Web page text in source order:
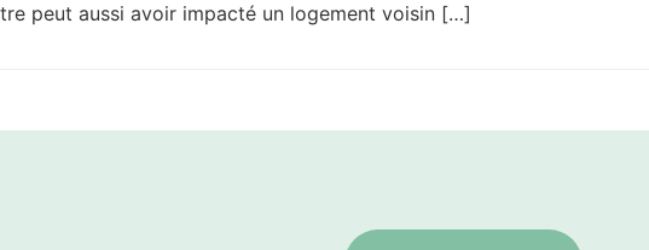
peut aussi avoir impacté un logement voisin […]